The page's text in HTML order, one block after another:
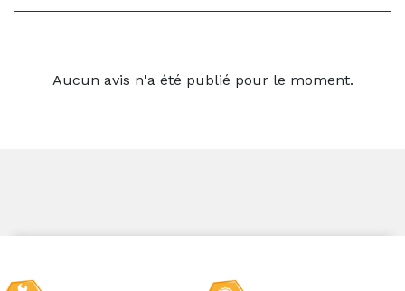
Aucun avis n'a été publié pour le moment.